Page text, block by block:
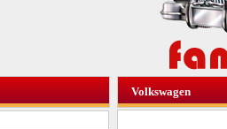
Volkswagen